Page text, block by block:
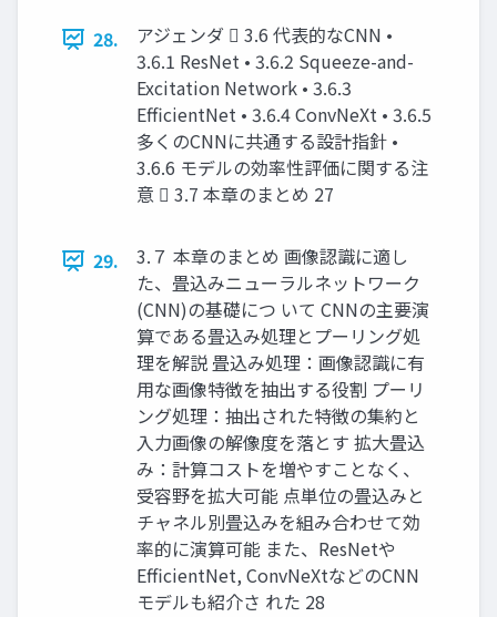
28.
アジェンダ  3.6 代表的なCNN •
3.6.1 ResNet • 3.6.2 Squeeze-and-
Excitation Network • 3.6.3
EfficientNet • 3.6.4 ConvNeXt • 3.6.5
多くのCNNに共通する設計指針 •
3.6.6 モデルの効率性評価に関する注
意  3.7 本章のまとめ 27
29.
3.７ 本章のまとめ 画像認識に適し
た、畳込みニューラルネットワーク
(CNN)の基礎につ いて CNNの主要演
算である畳込み処理とプーリング処
理を解説 畳込み処理：画像認識に有
用な画像特徴を抽出する役割 プーリ
ング処理：抽出された特徴の集約と
入力画像の解像度を落とす 拡大畳込
み：計算コストを増やすことなく、
受容野を拡大可能 点単位の畳込みと
チャネル別畳込みを組み合わせて効
率的に演算可能 また、ResNetや
EfficientNet, ConvNeXtなどのCNN
モデルも紹介さ れた 28